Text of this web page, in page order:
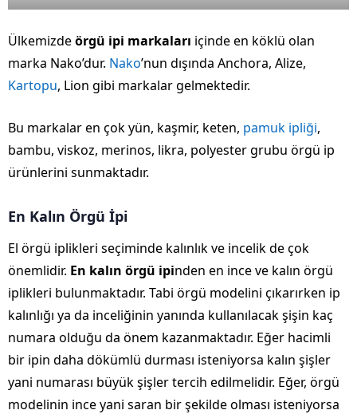
Ülkemizdeörgü ipi markaları içinde en köklü olan
marka Nako’dur. Nako’nun dışında Anchora, Alize,
Kartopu, Lion gibi markalar gelmektedir.
Bu markalar en çok yün, kaşmir, keten, pamuk ipliği,
bambu, viskoz, merinos, likra, polyester grubu örgü ip
ürünlerini sunmaktadır.
En Kalın Örgü İpi
El örgü iplikleri seçiminde kalınlık ve incelik de çok
önemlidir. En kalın örgü ipinden en ince ve kalın örgü
iplikleri bulunmaktadır. Tabi örgü modelini çıkarırken ip
kalınlığı ya da inceliğinin yanında kullanılacak şişin kaç
numara olduğu da önem kazanmaktadır. Eğer hacimli
bir ipin daha dökümlü durması isteniyorsa kalın şişler
yani numarası büyük şişler tercih edilmelidir. Eğer, örgü
modelinin ince yani saran bir şekilde olması isteniyorsa